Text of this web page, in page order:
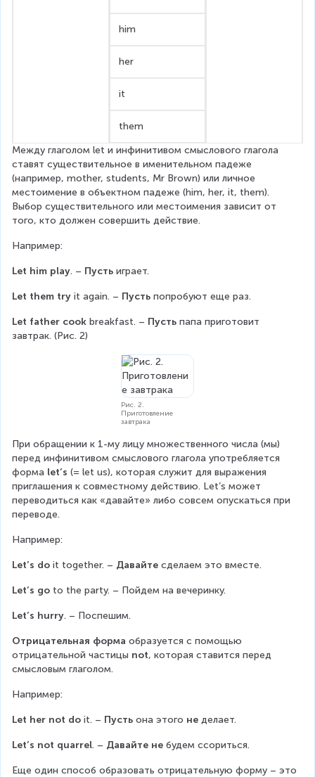
him
her
it
them
Между глаголом let и инфинитивом смыслового глагола
ставят существительное в именительном падеже
(например, mother, students, Mr Brown) или личное
местоимение в объектном падеже (him, her, it, them).
Выбор существительного или местоимения зависит от
того, кто должен совершить действие.
Например:
Let him play. – Пусть играет.
Let them try it again. – Пусть попробуют еще раз.
Let father cook breakfast. – Пусть папа приготовит
завтрак. (Рис. 2)
Рис. 2.
Приготовление
завтрака
При обращении к 1-му лицу множественного числа (мы)
перед инфинитивом смыслового глагола употребляется
форма let’s (= let us), которая служит для выражения
приглашения к совместному действию. Let’s может
переводиться как «давайте» либо совсем опускаться при
переводе.
Например:
Let’s do it together. – Давайте сделаем это вместе.
Let’s go to the party. – Пойдем на вечеринку.
Let’s hurry. – Поспешим.
Отрицательная форма образуется с помощью
отрицательной частицы not, которая ставится перед
смысловым глаголом.
Например:
Let her not do it. – Пусть она этого не делает.
Let’s not quarrel. – Давайте не будем ссориться.
Еще один способ образовать отрицательную форму – это